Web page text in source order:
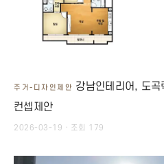
주거-디자인제안 강남인테리어, 도
컨셉제안
2026-03-19 · 조회 179